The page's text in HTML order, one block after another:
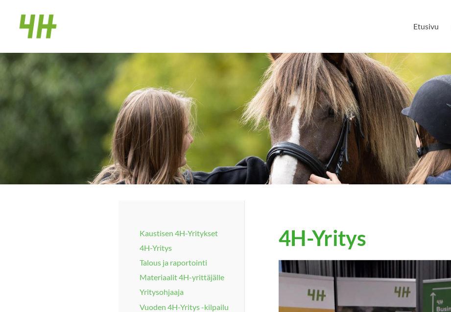
Siirry
sivun
sisältöön
Kaustisen 4H-yhdistys Etusivu
Kaustisen 4H-Yritykset
4H-Yritys
Talous ja raportointi
Materiaalit 4H-yrittäjälle
Yritysohjaaja
Vuoden 4H-Yritys -kilpailu
4H-Yritys